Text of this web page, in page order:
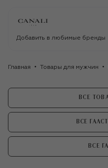
Добавить в любимые бренды
Главная Товары для мужчин
ВСЕ
ВСЕ
ВСЕ